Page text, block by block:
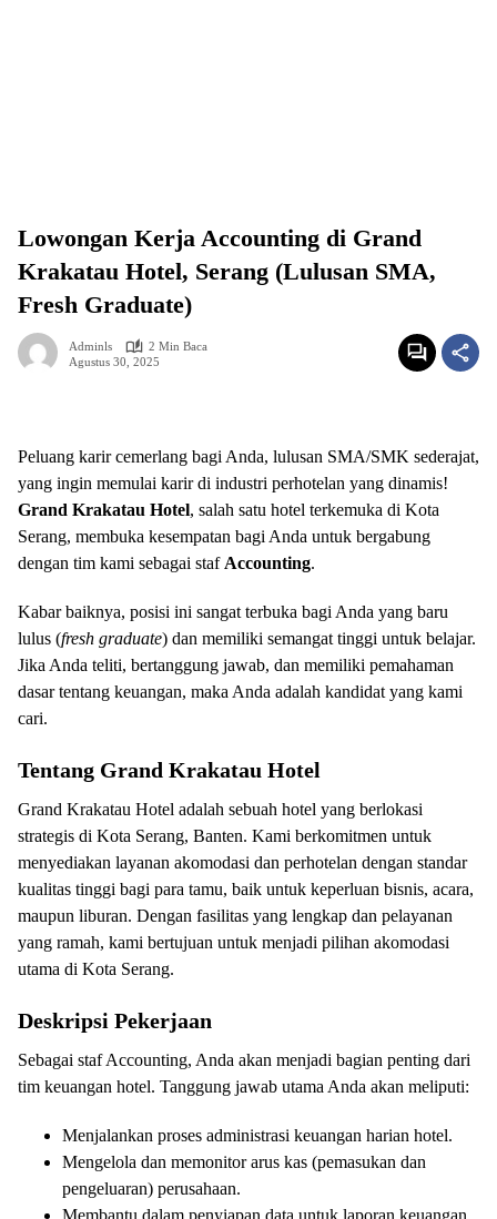
Lowongan Kerja Accounting di Grand
Krakatau Hotel, Serang (Lulusan SMA,
Fresh Graduate)
Adminls
2 Min Baca
Agustus 30, 2025
Peluang karir cemerlang bagi Anda, lulusan SMA/SMK sederajat,
yang ingin memulai karir di industri perhotelan yang dinamis!
Grand Krakatau Hotel, salah satu hotel terkemuka di Kota
Serang, membuka kesempatan bagi Anda untuk bergabung
dengan tim kami sebagai staf Accounting.
Kabar baiknya, posisi ini sangat terbuka bagi Anda yang baru
lulus (fresh graduate) dan memiliki semangat tinggi untuk belajar.
Jika Anda teliti, bertanggung jawab, dan memiliki pemahaman
dasar tentang keuangan, maka Anda adalah kandidat yang kami
cari.
Tentang Grand Krakatau Hotel
Grand Krakatau Hotel adalah sebuah hotel yang berlokasi
strategis di Kota Serang, Banten. Kami berkomitmen untuk
menyediakan layanan akomodasi dan perhotelan dengan standar
kualitas tinggi bagi para tamu, baik untuk keperluan bisnis, acara,
maupun liburan. Dengan fasilitas yang lengkap dan pelayanan
yang ramah, kami bertujuan untuk menjadi pilihan akomodasi
utama di Kota Serang.
Deskripsi Pekerjaan
Sebagai staf Accounting, Anda akan menjadi bagian penting dari
tim keuangan hotel. Tanggung jawab utama Anda akan meliputi:
Menjalankan proses administrasi keuangan harian hotel.
Mengelola dan memonitor arus kas (pemasukan dan
pengeluaran) perusahaan.
Membantu dalam penyiapan data untuk laporan keuangan